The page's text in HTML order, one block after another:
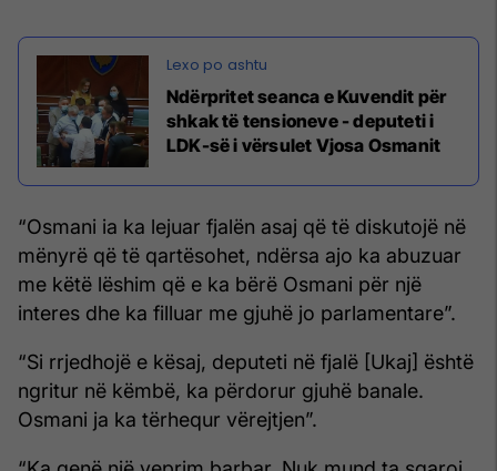
Ndërpritet seanca e Kuvendit për
shkak të tensioneve - deputeti i
LDK-së i vërsulet Vjosa Osmanit
“Osmani ia ka lejuar fjalën asaj që të diskutojë në
mënyrë që të qartësohet, ndërsa ajo ka abuzuar
me këtë lëshim që e ka bërë Osmani për një
interes dhe ka filluar me gjuhë jo parlamentare”.
“Si rrjedhojë e kësaj, deputeti në fjalë [Ukaj] është
ngritur në këmbë, ka përdorur gjuhë banale.
Osmani ja ka tërhequr vërejtjen”.